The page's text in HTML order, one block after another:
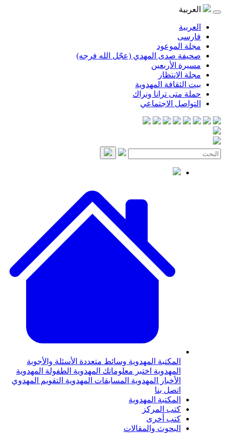
المهدي (عجّل الله فرجه)
المهدوية
ترانا ونراك
الاجتماعي
المهدويةوسائط متعددةالأسئلة والأجوبة
اختبر معلوماتك المهدويةالطفولة المهدوية
المهدويةالمسابقات المهدويةالتقويم المهدوي
المهدوية
والمقالات